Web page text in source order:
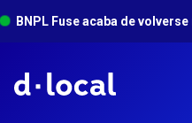
BNPL Fuse acaba de